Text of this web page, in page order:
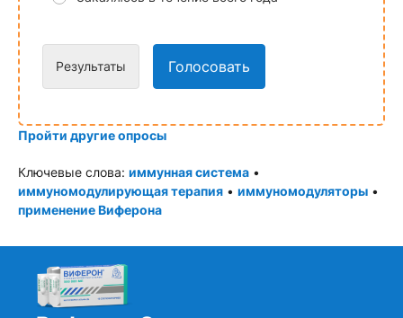
Результаты Голосовать
Пройти другие опросы
Ключевые слова: иммунная система •
иммуномодулирующая терапия • иммуномодуляторы •
применение Виферона